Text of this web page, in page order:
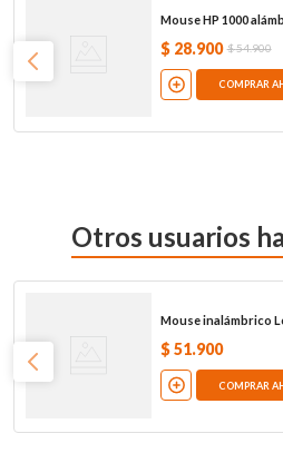
Mouse HP 1000
$ 28.900 $54.900
COMPRAR
Otros usuarios
Mouse inalámbrico
$ 51.900
COMPRAR